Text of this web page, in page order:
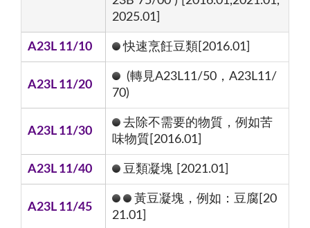
2025.01]
A23L 11/10 快速烹飪豆類[2016.01]
A23L 11/20
(轉見A23L11/50，A23L11/
70)
A23L 11/30
去除不需要的物質，例如苦
味物質[2016.01]
A23L 11/40 豆類凝塊 [2021.01]
A23L 11/45
黃豆凝塊，例如：豆腐[20
21.01]